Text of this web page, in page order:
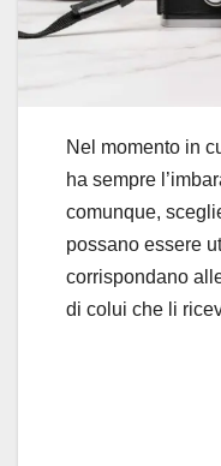
Nel momento in
ha sempre
comunque,
possano essere
corrispondano
di colui che li